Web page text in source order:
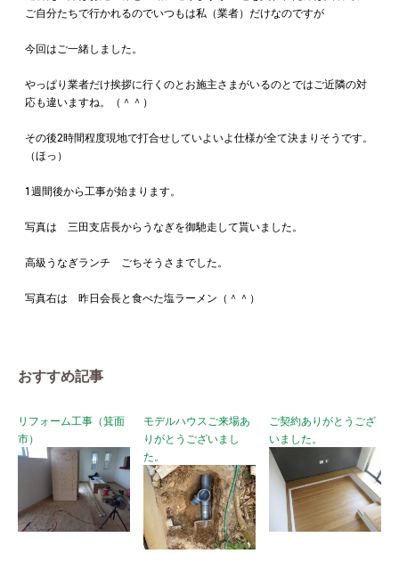
ご自分たちで行かれるのでいつもは私（業者）だけなのですが
今回はご一緒しました。
やっぱり業者だけ挨拶に行くのとお施主さまがいるのとではご近隣の対
応も違いますね。（＾＾）
その後2時間程度現地で打合せしていよいよ仕様が全て決まりそうです。
（ほっ）
1週間後から工事が始まります。
写真は 三田支店長からうなぎを御馳走して貰いました。
高級うなぎランチ ごちそうさまでした。
写真右は 昨日会長と食べた塩ラーメン（＾＾）
おすすめ記事
リフォーム工事（箕面
市）
モデルハウスご来場あ
りがとうございまし
た。
ご契約ありがとうござ
いました。